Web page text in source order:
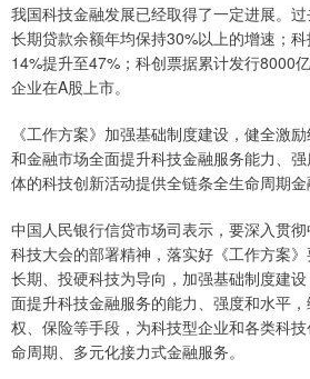
我国科技金融发展已经取得了一定进展。
长期贷款余额年均保持30%以上的增速；
14%提升至47%；科创票据累计发行8000
企业在A股上市。
《工作方案》加强基础制度建设，健全激
和金融市场全面提升科技金融服务能力、
体的科技创新活动提供全链条全生命周期金
中国人民银行信贷市场司表示，要深入贯
科技大会的部署精神，落实好《工作方案
长期、投硬科技为导向，加强基础制度建
面提升科技金融服务的能力、强度和水平
权、保险等手段，为科技型企业和各类科
命周期、多元化接力式金融服务。